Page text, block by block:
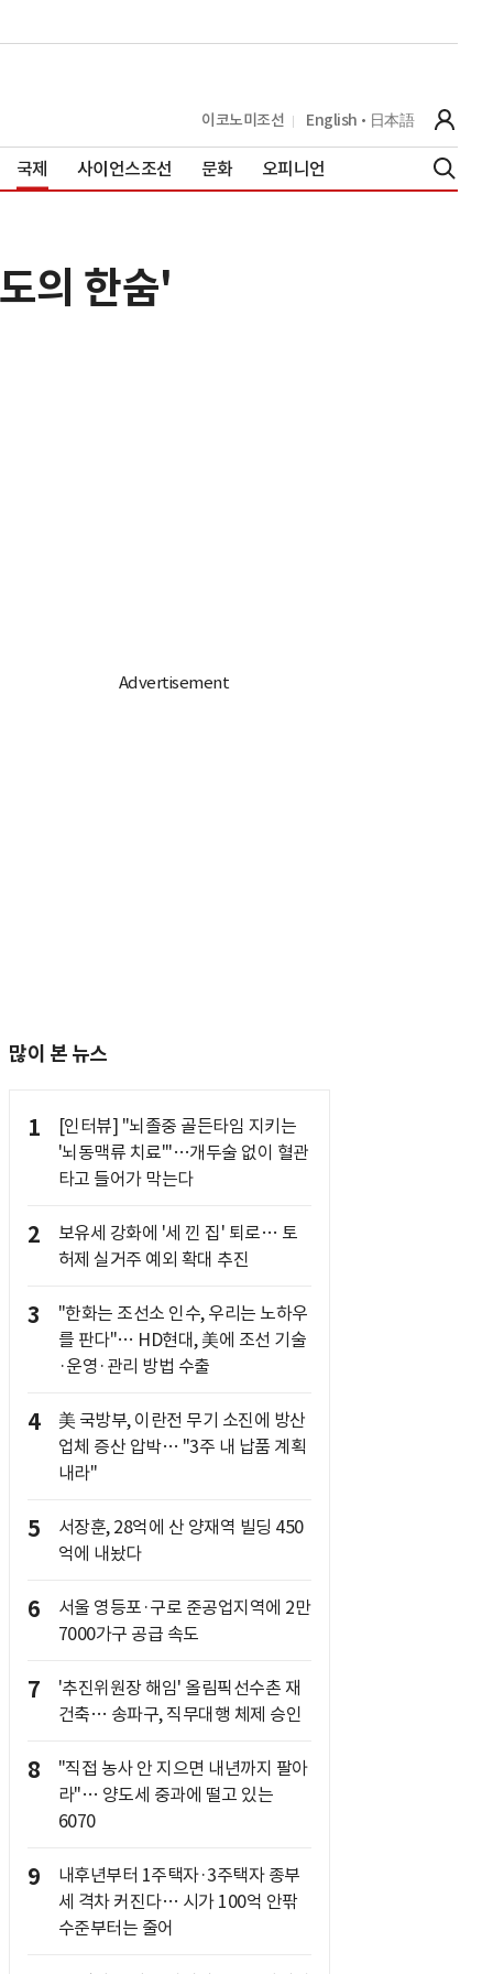
이코노미조선 English 日本語
국제 사이언스조선 문화 오피니언
의 한숨'
많이 본 뉴스
1
[인터뷰] "뇌졸중 골든타임 지키는
'뇌동맥류 치료'"…개두술 없이 혈관
타고 들어가 막는다
2
보유세 강화에 '세 낀 집' 퇴로… 토
허제 실거주 예외 확대 추진
3
"한화는 조선소 인수, 우리는 노하우
를 판다"… HD현대, 美에 조선 기술
·운영·관리 방법 수출
4
美 국방부, 이란전 무기 소진에 방산
업체 증산 압박… "3주 내 납품 계획
내라"
5
서장훈, 28억에 산 양재역 빌딩 450
억에 내놨다
6
서울 영등포·구로 준공업지역에 2만
7000가구 공급 속도
7
'추진위원장 해임' 올림픽선수촌 재
건축… 송파구, 직무대행 체제 승인
8
"직접 농사 안 지으면 내년까지 팔아
라"… 양도세 중과에 떨고 있는
6070
9
내후년부터 1주택자·3주택자 종부
세 격차 커진다… 시가 100억 안팎
수준부터는 줄어